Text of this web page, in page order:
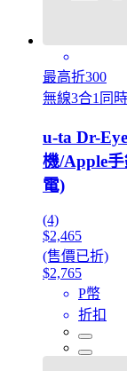
最高折300
無線3合1同
u-ta Dr-
機/Apple
電)
(4)
$2,465
(售價已折)
$2,765
P幣
折扣